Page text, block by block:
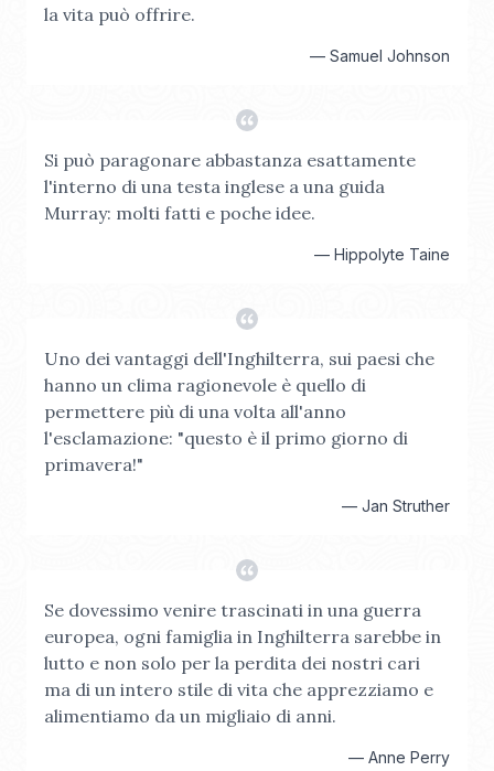
la vita può offrire.
— Samuel Johnson
Si può paragonare abbastanza esattamente
l'interno di una testa inglese a una guida
Murray: molti fatti e poche idee.
— Hippolyte Taine
Uno dei vantaggi dell'Inghilterra, sui paesi che
hanno un clima ragionevole è quello di
permettere più di una volta all'anno
l'esclamazione: "questo è il primo giorno di
primavera!"
— Jan Struther
Se dovessimo venire trascinati in una guerra
europea, ogni famiglia in Inghilterra sarebbe in
lutto e non solo per la perdita dei nostri cari
ma di un intero stile di vita che apprezziamo e
alimentiamo da un migliaio di anni.
— Anne Perry